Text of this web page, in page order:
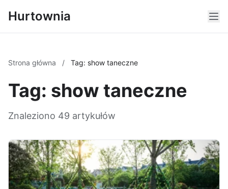
Hurtownia
Strona główna / Tag: show taneczne
Tag: show taneczne
Znaleziono 49 artykułów